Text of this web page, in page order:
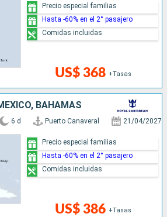
US$ 368 +Tasas
Precio especial familias
Hasta -60% en el 2° pasajero
Comidas incluidas
BAHAMAS
6 d Puerto Canaveral 21/04/2027
US$ 386 +Tasas
Precio especial familias
Hasta -60% en el 2° pasajero
Comidas incluidas